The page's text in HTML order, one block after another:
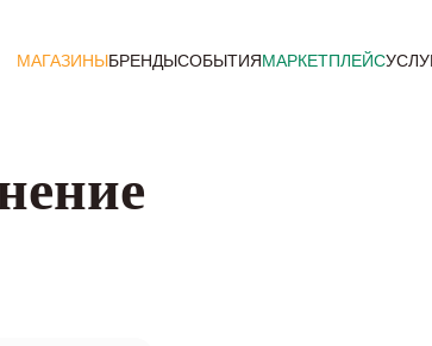
МАГАЗИНЫБРЕНДЫСОБЫТИЯМАРКЕТПЛЕЙС